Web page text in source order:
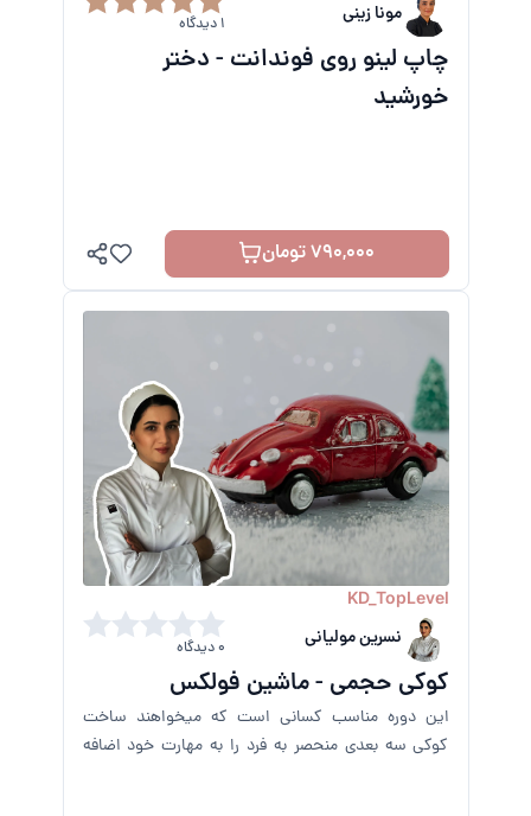
مونا زینی 1 دیدگاه
چاپ لینو روی فوندانت - دختر
خورشید
790,000 تومان
KD_TopLevel
نسرین مولیانی 0 دیدگاه
کوکی حجمی - ماشین فولکس
این دوره مناسب کسانی است که میخواهند ساخت
کوکی سه بعدی منحصر به فرد را به مهارت خود اضافه